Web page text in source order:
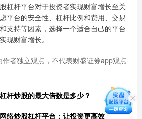
杠杆平台对于投资者实现财富增长至关
平台的安全性、杠杆比例和费用、交易
支持等因素，选择一个适合自己的平台
现财富增长。
作者独立观点，不代表财盛证券app观点
杆炒股的最大倍数是多少？
络炒股杠杆平台：让投资更高效